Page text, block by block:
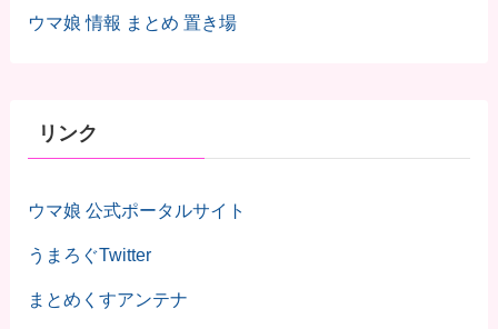
ウマ娘 情報 まとめ 置き場
リンク
ウマ娘 公式ポータルサイト
うまろぐTwitter
まとめくすアンテナ